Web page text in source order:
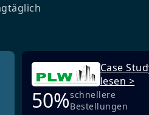
Case
lesen >
50%schnellere
Bestellungen